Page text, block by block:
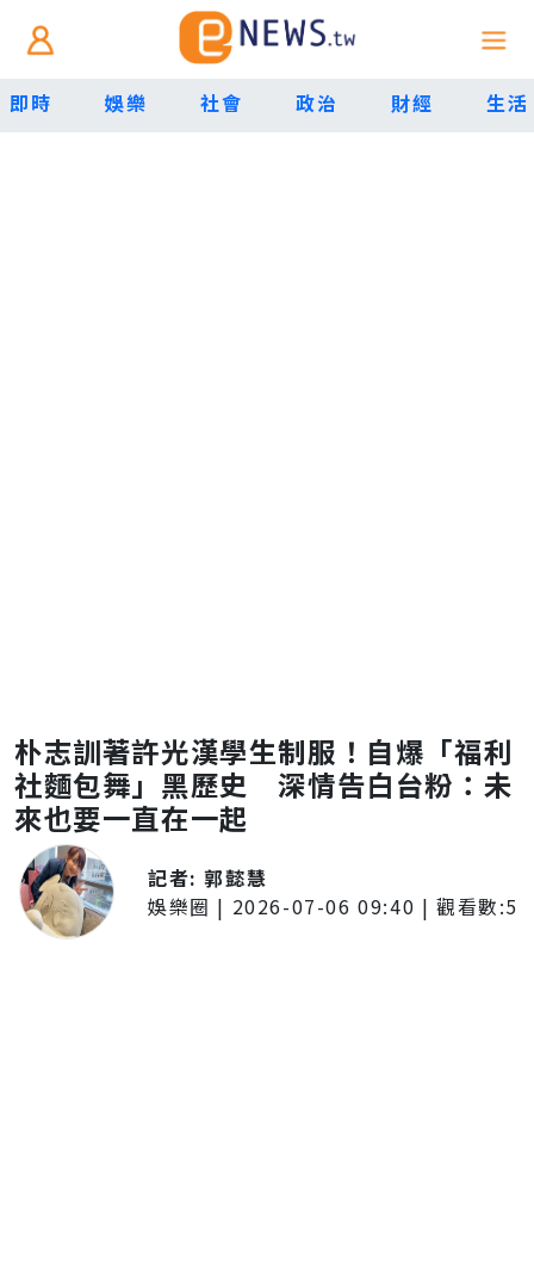
即時 娛樂 社會 政治 財經 生活
朴志訓著許光漢學生制服！自爆「福利
社麵包舞」黑歷史 深情告白台粉：未
來也要一直在一起
記者:郭懿慧
娛樂圈 | 2026-07-06 09:40 | 觀看數:5